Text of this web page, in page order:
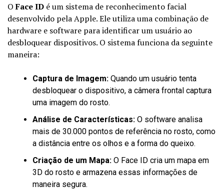
OFace ID é um sistema de reconhecimento facial
desenvolvido pela Apple. Ele utiliza uma combinação de
hardware e software para identificar um usuário ao
desbloquear dispositivos. O sistema funciona da seguinte
maneira:
Captura de Imagem: Quando um usuário tenta
desbloquear o dispositivo, a câmera frontal captura
uma imagem do rosto.
Análise de Características: O software analisa
mais de 30.000 pontos de referência no rosto, como
a distância entre os olhos e a forma do queixo.
Criação de um Mapa: O Face ID cria um mapa em
3D do rosto e armazena essas informações de
maneira segura.